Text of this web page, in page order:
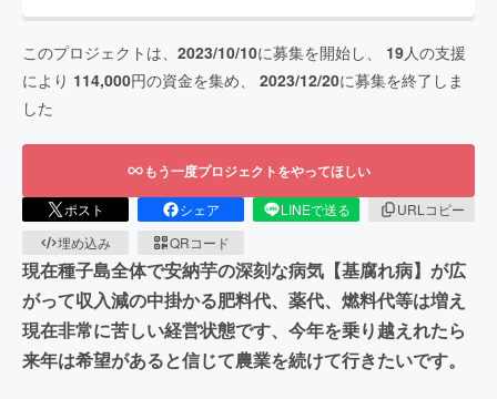
このプロジェクトは、 2023/10/10に募集を開始し、 19人の支援
により 114,000円の資金を集め、 2023/12/20に募集を終了しま
した
もう一度プロジェクトをやってほしい
ポスト シェア LINEで送る
URLコピー
埋め込み
QRコード
現在種子島全体で安納芋の深刻な病気【基腐れ病】が広
がって収入減の中掛かる肥料代、薬代、燃料代等は増え
現在非常に苦しい経営状態です、今年を乗り越えれたら
来年は希望があると信じて農業を続けて行きたいです。